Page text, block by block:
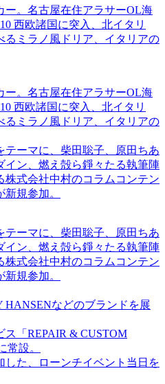
ー。名古屋在住アラサーOL海
西欧諸国に突入、北イタリ
るミラノ風ドリア、イタリアの
ー。名古屋在住アラサーOL海
西欧諸国に突入、北イタリ
るミラノ風ドリア、イタリアの
テーマに、柴田聡子、原田ちあ
イン、燃え殻ら錚々たる執筆陣
株式会社中村のコラムコンテン
規参加。
テーマに、柴田聡子、原田ちあ
イン、燃え殻ら錚々たる執筆陣
株式会社中村のコラムコンテン
規参加。
HANSENなどのブランドを展
「REPAIR & CUSTOM
常設。
した、ローンチイベント当日を